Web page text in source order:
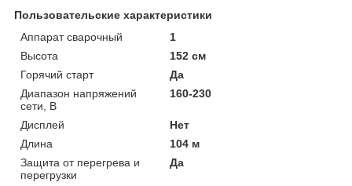
Пользовательские характеристики
Аппарат сварочный
1
Высота
152 см
Горячий старт
Да
Диапазон напряжений
сети, В
160-230
Дисплей
Нет
Длина
104 м
Защита от перегрева и
перегрузки
Да